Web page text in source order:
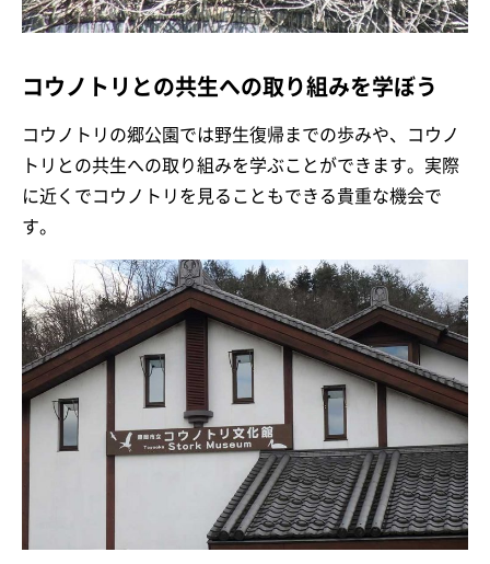
コウノトリとの共生への取り組みを学ぼう
コウノトリの郷公園では野生復帰までの歩みや、コウノ
トリとの共生への取り組みを学ぶことができます。実際
に近くでコウノトリを見ることもできる貴重な機会で
す。